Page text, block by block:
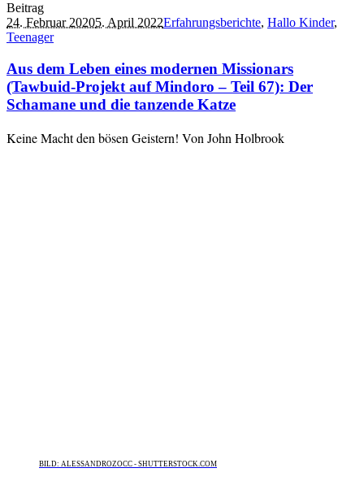
Beitrag
24. Februar 20205. April 2022Erfahrungsberichte, Hallo Kinder,
Teenager
Aus dem Leben eines modernen Missionars
(Tawbuid-Projekt auf Mindoro – Teil 67): Der
Schamane und die tanzende Katze
Keine Macht den bösen Geistern! Von John Holbrook
BILD: ALESSANDROZOCC - SHUTTERSTOCK.COM